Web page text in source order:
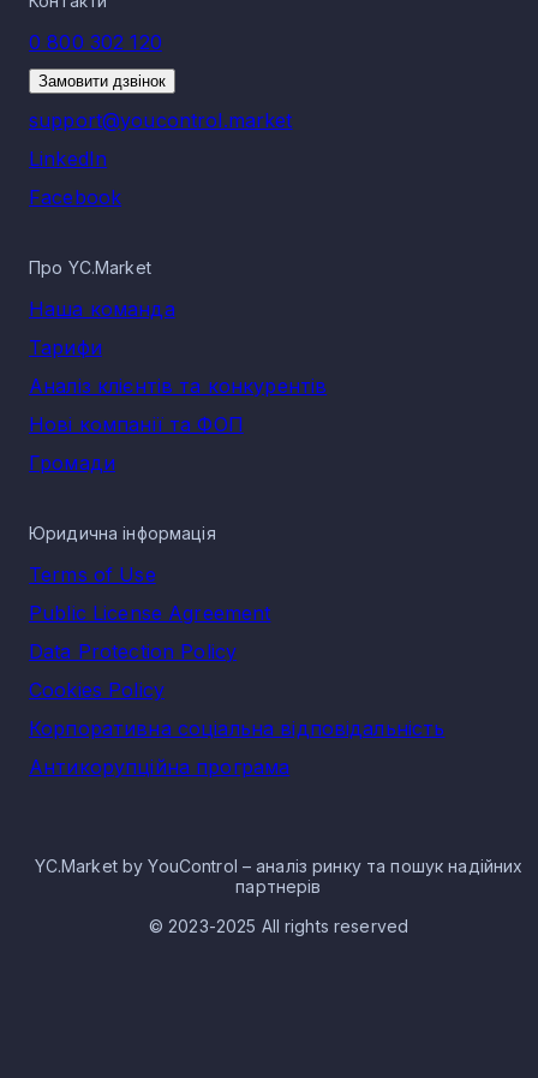
0 800 302 120
Замовити дзвінок
support@youcontrol.market
LinkedIn
Facebook
Про YC.Market
Наша команда
Тарифи
Аналіз клієнтів та конкурентів
Нові компанії та ФОП
Громади
Юридична інформація
Terms of Use
Public License Agreement
Data Protection Policy
Cookies Policy
Корпоративна соціальна відповідальність
Антикорупційна програма
YC.Market by YouControl – аналіз ринку та пошук надійних
партнерів
© 2023-2025 All rights reserved